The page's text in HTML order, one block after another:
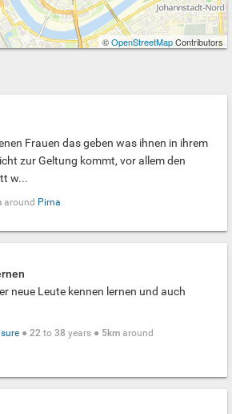
©OpenStreetMapContributors
Frauen das geben was ihnen in ihrem
zur Geltung kommt, vor allem den
w...
around Pirna
neue Leute kennen lernen und auch
● 22 to 38 years ● 5km around